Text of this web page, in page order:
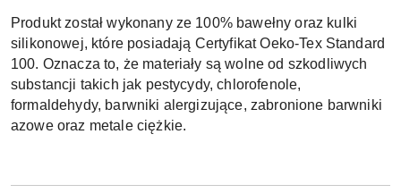
Produkt został wykonany ze 100% bawełny oraz kulki
silikonowej, które posiadają Certyfikat Oeko-Tex Standard
100. Oznacza to, że materiały są wolne od szkodliwych
substancji takich jak pestycydy, chlorofenole,
formaldehydy, barwniki alergizujące, zabronione barwniki
azowe oraz metale ciężkie.